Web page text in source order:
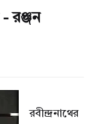
রঞ্জন
রবীন্দ্রনাথের